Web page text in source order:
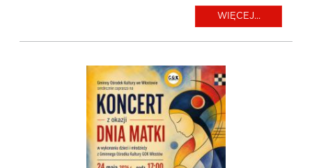
WIĘCEJ...